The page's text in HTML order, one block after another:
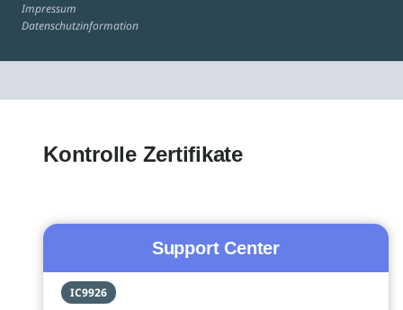
Impressum
Datenschutzinformation
Kontrolle Zertifikate
Support Center
IC9926